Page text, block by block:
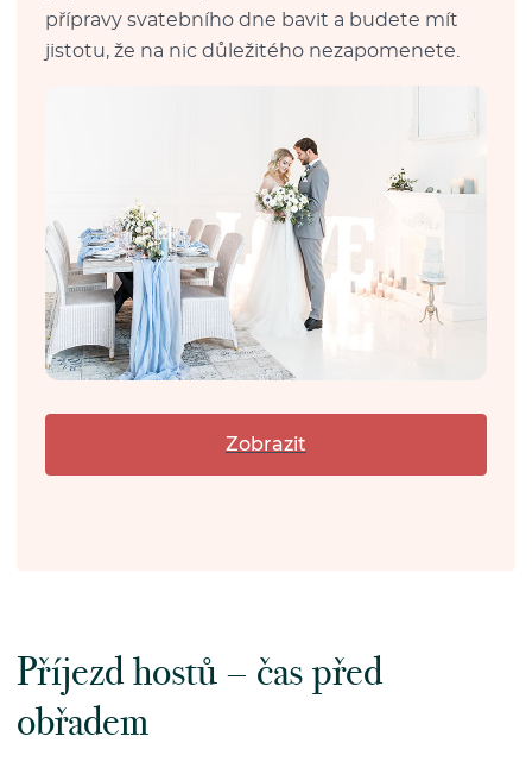
přípravy svatebního dne bavit a budete mít
jistotu, že na nic důležitého nezapomenete.
Zobrazit
Příjezd hostů –⁠⁠⁠⁠⁠⁠ čas před
obřadem